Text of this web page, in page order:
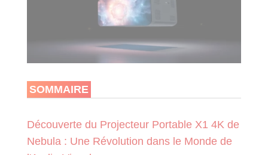
SOMMAIRE
Découverte du Projecteur Portable X1 4K de
Nebula : Une Révolution dans le Monde de